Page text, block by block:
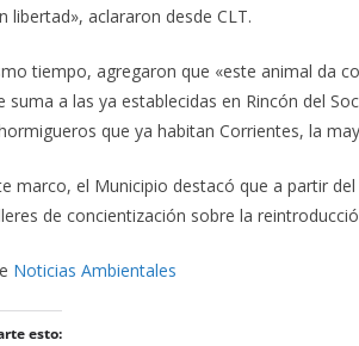
libertad», aclararon desde CLT.
tiempo, agregaron que «este animal da
suma a las ya establecidas en Rincón del
que ya habitan Corrientes, la
marco, el Municipio destacó que a partir
de concientización sobre la
Noticias Ambientales
esto: